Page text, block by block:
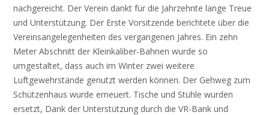
nachgereicht. Der Verein dankt für die Jahrzehnte lange Treue
und Unterstützung. Der Erste Vorsitzende berichtete über die
Vereinsangelegenheiten des vergangenen Jahres. Ein zehn
Meter Abschnitt der Kleinkaliber-Bahnen wurde so
umgestaltet, dass auch im Winter zwei weitere
Luftgewehrstände genutzt werden können. Der Gehweg zum
Schützenhaus wurde erneuert. Tische und Stühle wurden
ersetzt, Dank der Unterstützung durch die VR-Bank und